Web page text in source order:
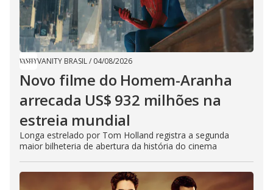
VANITY BRASIL/ 04/08/2026
Novo filme do Homem-Aranha
arrecada US$ 932 milhões na
estreia mundial
Longa estrelado por Tom Holland registra a segunda
maior bilheteria de abertura da história do cinema